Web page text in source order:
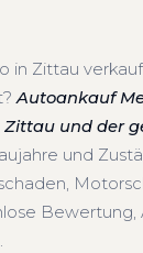
in Zittau
Autoankauf
und der
und